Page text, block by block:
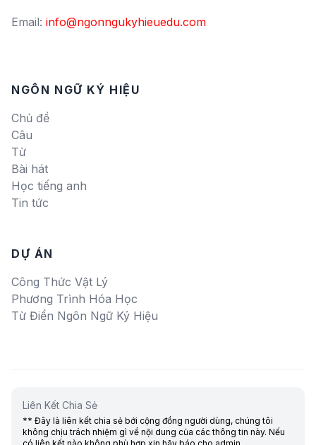
Email: info@ngonngukyhieuedu.com
NGÔN NGỮ KÝ HIỆU
Chủ đề
Câu
Từ
Bài hát
Học tiếng anh
Tin tức
DỰ ÁN
Công Thức Vật Lý
Phương Trình Hóa Học
Từ Điển Ngôn Ngữ Ký Hiệu
Liên Kết Chia Sẻ
** Đây là liên kết chia sẻ bới cộng đồng người dùng, chúng tôi
không chịu trách nhiệm gì về nội dung của các thông tin này. Nếu